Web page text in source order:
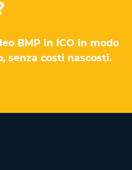
BMP in ICO in modo
senza costi nascosti.